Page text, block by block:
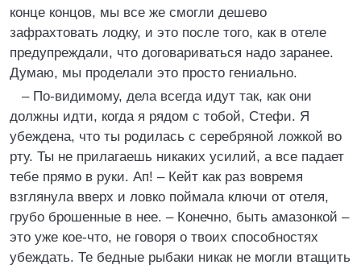
конце концов, мы все же смогли дешево
зафрахтовать лодку, и это после того, как в отеле
предупреждали, что договариваться надо заранее.
Думаю, мы проделали это просто гениально.
– По-видимому, дела всегда идут так, как они
должны идти, когда я рядом с тобой, Стефи. Я
убеждена, что ты родилась с серебряной ложкой во
рту. Ты не прилагаешь никаких усилий, а все падает
тебе прямо в руки. Ап! – Кейт как раз вовремя
взглянула вверх и ловко поймала ключи от отеля,
грубо брошенные в нее. – Конечно, быть амазонкой –
это уже кое-что, не говоря о твоих способностях
убеждать. Те бедные рыбаки никак не могли втащить